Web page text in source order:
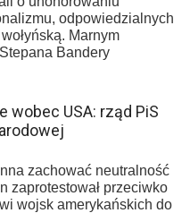
odpowiedzialnych
Marnym
Bandery
wobec USA: rząd PiS
zachować neutralność
zaprotestował przeciwko
wojsk amerykańskich do